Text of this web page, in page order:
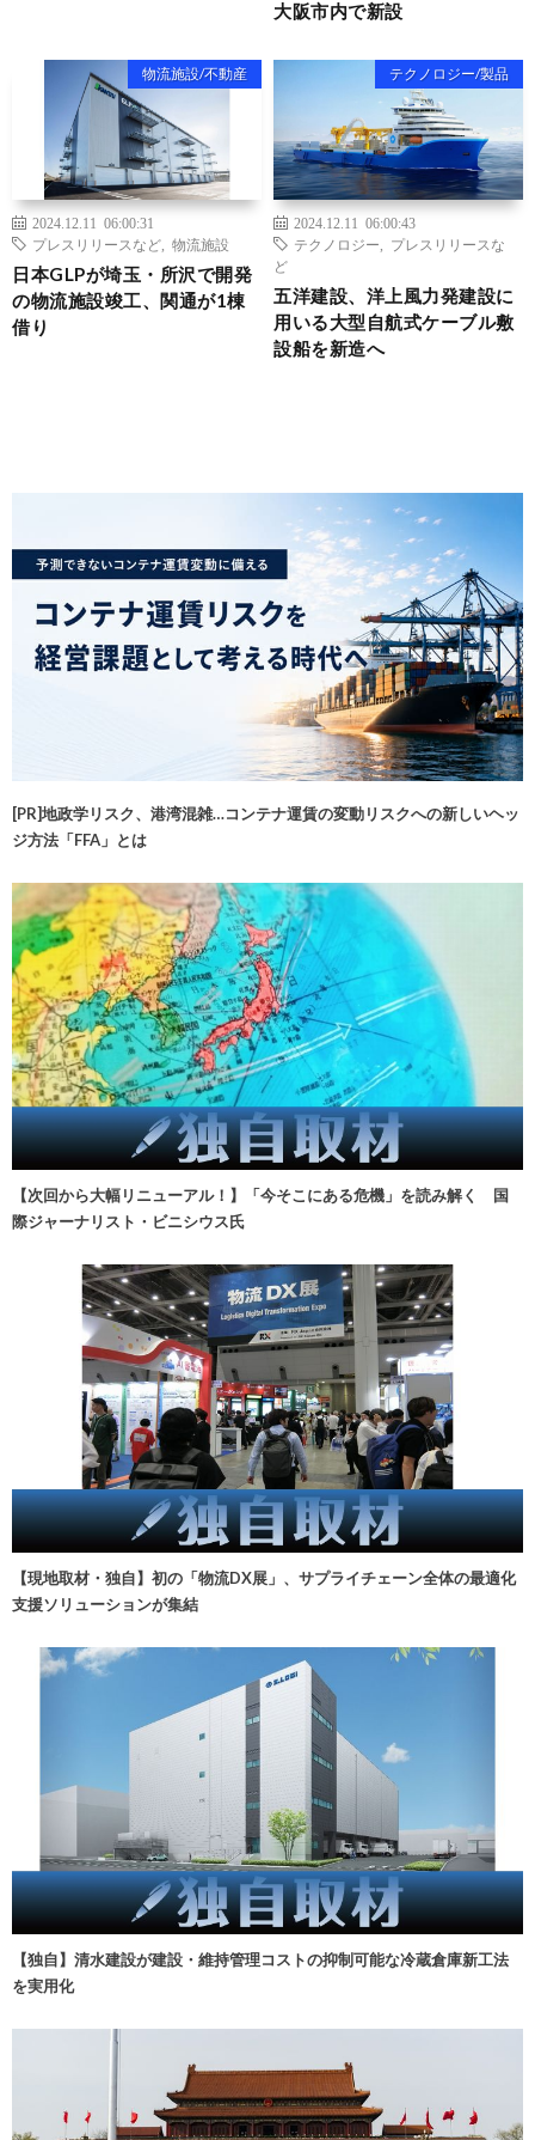
大阪市内で新設
物流施設/不動産
2024.12.11 06:00:31
プレスリリースなど
物流施設
日本GLPが埼玉・所沢で開発
の物流施設竣工、関通が1棟
借り
テクノロジー/製品
2024.12.11 06:00:43
テクノロジー
プレスリリースな
ど
五洋建設、洋上風力発建設に
用いる大型自航式ケーブル敷
設船を新造へ
[PR]地政学リスク、港湾混雑…コンテナ運賃の変動リスクへの新しいヘッ
ジ方法「FFA」とは
【次回から大幅リニューアル！】「今そこにある危機」を読み解く 国
際ジャーナリスト・ビニシウス氏
【現地取材・独自】初の「物流DX展」、サプライチェーン全体の最適化
支援ソリューションが集結
【独自】清水建設が建設・維持管理コストの抑制可能な冷蔵倉庫新工法
を実用化